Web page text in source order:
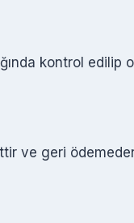
kontrol edilip
ve geri